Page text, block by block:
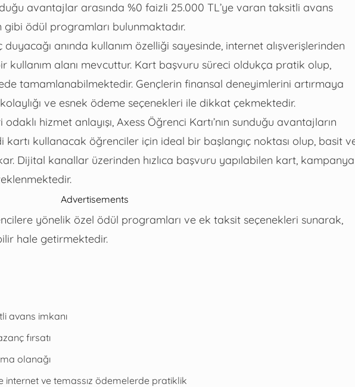
avantajlar arasında %0 faizli 25.000 TL’ye varan taksitli avans
ödül programları bulunmaktadır.
anında kullanım özelliği sayesinde, internet alışverişlerinden
kullanım alanı mevcuttur. Kart başvuru süreci oldukça pratik olup,
tamamlanabilmektedir. Gençlerin finansal deneyimlerini artırmaya
ve esnek ödeme seçenekleri ile dikkat çekmektedir.
hizmet anlayışı, Axess Öğrenci Kartı’nın sunduğu avantajların
kullanacak öğrenciler için ideal bir başlangıç noktası olup, basit
Dijital kanallar üzerinden hızlıca başvuru yapılabilen kart, kampanya
Advertisements
yönelik özel ödül programları ve ek taksit seçenekleri sunarak,
hale getirmektedir.
avans imkanı
fırsatı
olanağı
internet ve temassız ödemelerde pratiklik